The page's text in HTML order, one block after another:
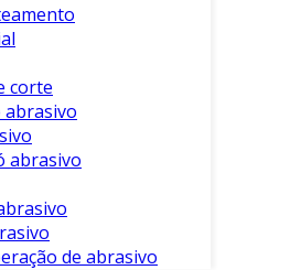
corte
abrasivo
de abrasivo